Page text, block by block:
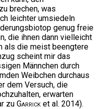
brechen, was
leichter umsiedeln
genug freie
die ihnen dann vielleicht
als die meist beengtere
scheint mir das
Männchen durch
Weibchen durchaus
dem Versuch, die
erwarten
zu Garrick et al. 2014).